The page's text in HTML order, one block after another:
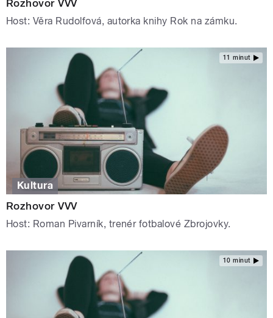
Rozhovor VVV
Host: Věra Rudolfová, autorka knihy Rok na zámku.
11 minut
Kultura
Rozhovor VVV
Host: Roman Pivarník, trenér fotbalové Zbrojovky.
10 minut